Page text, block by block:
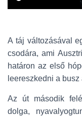
A táj változásával
csodára, ami
határon az első
leereszkedni a busz
Az út második
dolga,